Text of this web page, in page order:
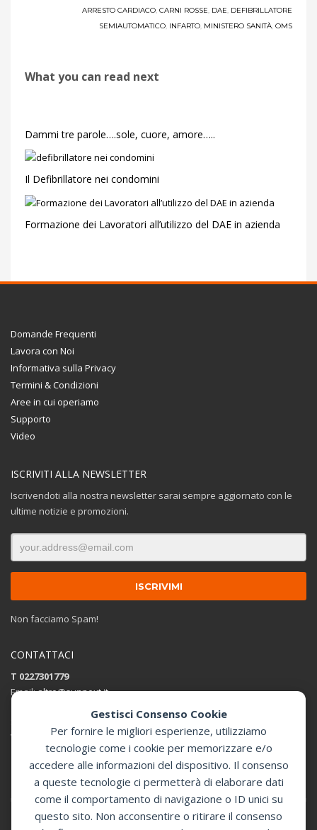
Gestisci Consenso Cookie
Per fornire le migliori esperienze, utilizziamo
tecnologie come i cookie per memorizzare e/o
accedere alle informazioni del dispositivo. Il consenso
a queste tecnologie ci permetterà di elaborare dati
come il comportamento di navigazione o ID unici su
questo sito. Non acconsentire o ritirare il consenso
ARRESTO CARDIACO, CARNI ROSSE, DAE, DEFIBRILLATORE
SEMIAUTOMATICO, INFARTO, MINISTERO SANITÀ, OMS
What you can read next
Dammi tre parole….sole, cuore, amore…..
Il Defibrillatore nei condomini
Formazione dei Lavoratori all’utilizzo del DAE in azienda
Domande Frequenti
Lavora con Noi
Informativa sulla Privacy
Termini & Condizioni
Aree in cui operiamo
Supporto
Video
ISCRIVITI ALLA NEWSLETTER
Iscrivendoti alla nostra newsletter sarai sempre aggiornato con le
ultime notizie e promozioni.
Non facciamo Spam!
CONTATTACI
T 0227301779
Email:altro@sunnext.it
Via Perugino 44 , 20093 Cologno Monzese (MI)
Apri in Google Maps